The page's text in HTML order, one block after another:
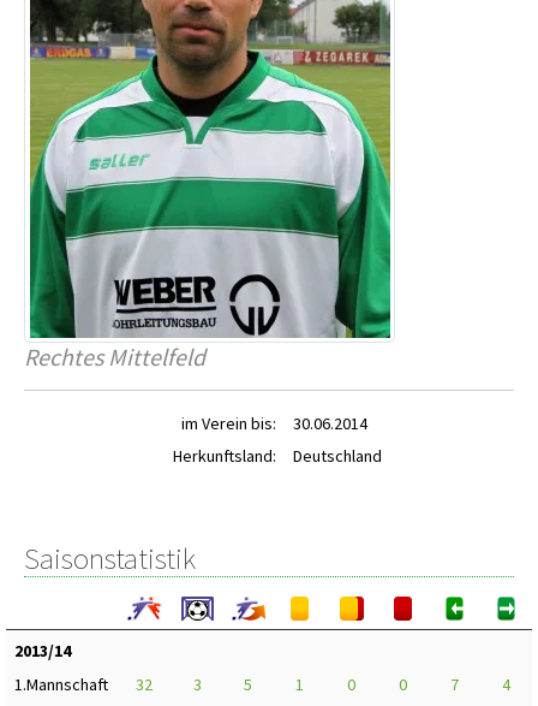
Rechtes Mittelfeld
im Verein bis:
30.06.2014
Herkunftsland:
Deutschland
Saisonstatistik
2013/14
1.Mannschaft
32 3 5 1 0 0 7
4